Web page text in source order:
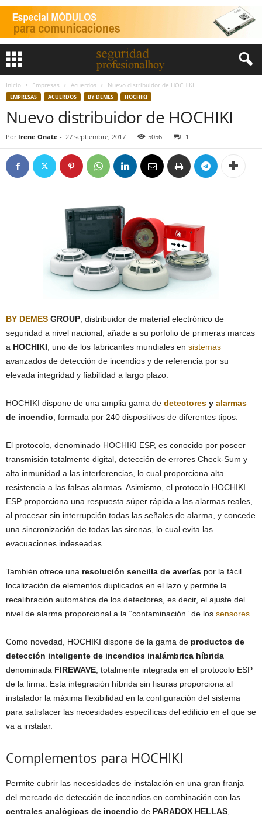
Inicio Empresas Acuerdos Nuevo distribuidor de HOCHIKI
EMPRESAS ACUERDOS BY DEMES HOCHIKI
Nuevo distribuidor de HOCHIKI
Por Irene Onate - 27 septiembre, 2017 5056 1
BY DEMES GROUP , distribuidor de material electrónico de
seguridad a nivel nacional, añade a su porfolio de primeras marcas
a HOCHIKI , uno de los fabricantes mundiales en sistemas
avanzados de detección de incendios y de referencia por su
elevada integridad y fiabilidad a largo plazo.
HOCHIKI dispone de una amplia gama de detectores y alarmas
de incendio , formada por 240 dispositivos de diferentes tipos.
El protocolo, denominado HOCHIKI ESP, es conocido por poseer
transmisión totalmente digital, detección de errores Check-Sum y
alta inmunidad a las interferencias, lo cual proporciona alta
resistencia a las falsas alarmas. Asimismo, el protocolo HOCHIKI
ESP proporciona una respuesta súper rápida a las alarmas reales,
al procesar sin interrupción todas las señales de alarma, y concede
una sincronización de todas las sirenas, lo cual evita las
evacuaciones indeseadas.
También ofrece una resolución sencilla de averías por la fácil
localización de elementos duplicados en el lazo y permite la
recalibración automática de los detectores, es decir, el ajuste del
nivel de alarma proporcional a la “contaminación” de los sensores
Como novedad, HOCHIKI dispone de la gama de productos de
detección inteligente de incendios inalámbrica híbrida
denominada FIREWAVE , totalmente integrada en el protocolo ESP
de la firma. Esta integración híbrida sin fisuras proporciona al
instalador la máxima flexibilidad en la configuración del sistema
para satisfacer las necesidades específicas del edificio en el que se
va a instalar.
Complementos para HOCHIKI
Permite cubrir las necesidades de instalación en una gran franja
del mercado de detección de incendios en combinación con las
centrales analógicas de incendio de PARADOX HELLAS